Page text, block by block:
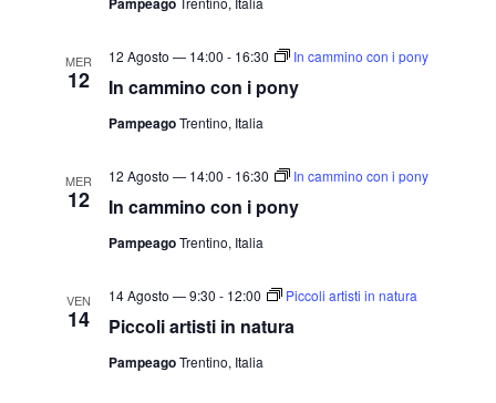
MER
12 In cammino con i pony
12 Agosto — 14:00 - 16:30 In cammino con i pony
PampeagoTrentino, Italia
MER
12 In cammino con i pony
12 Agosto — 14:00 - 16:30 In cammino con i pony
PampeagoTrentino, Italia
VEN
14 Piccoli artisti in natura
14 Agosto — 9:30 - 12:00 Piccoli artisti in natura
PampeagoTrentino, Italia